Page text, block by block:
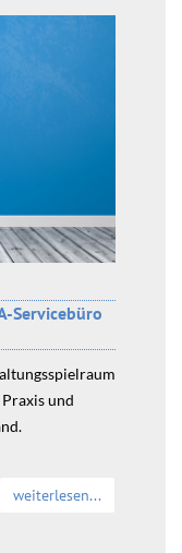
Servicebüro
und
weiterlesen...